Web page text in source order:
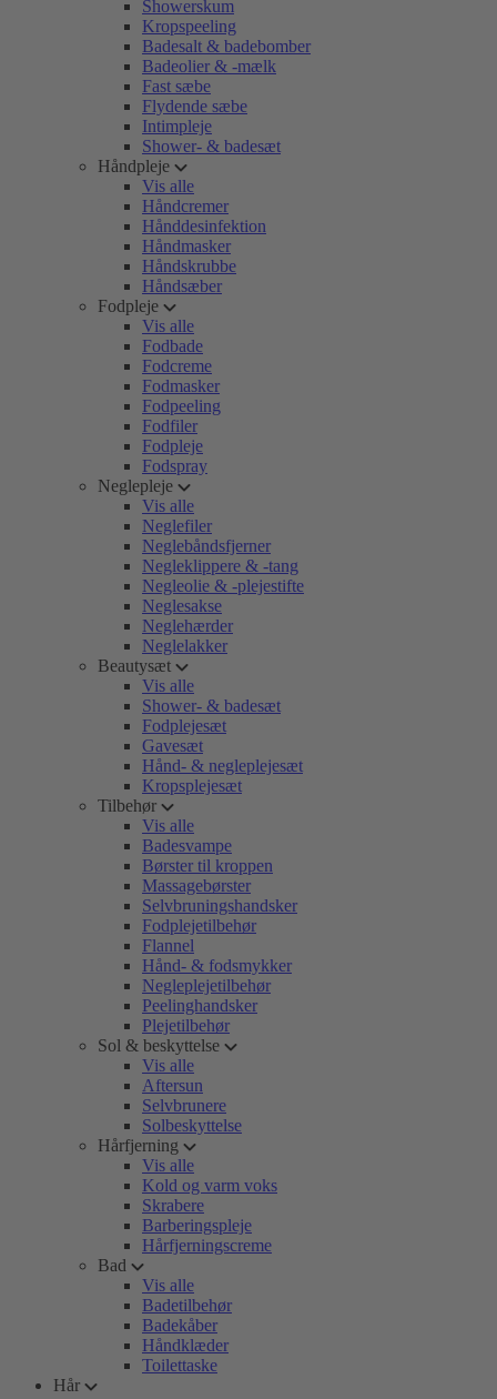
Showerskum
Kropspeeling
Badesalt & badebomber
Badeolier & -mælk
Fast sæbe
Flydende sæbe
Intimpleje
Shower- & badesæt
Håndpleje
Vis alle
Håndcremer
Hånddesinfektion
Håndmasker
Håndskrubbe
Håndsæber
Fodpleje
Vis alle
Fodbade
Fodcreme
Fodmasker
Fodpeeling
Fodfiler
Fodpleje
Fodspray
Neglepleje
Vis alle
Neglefiler
Neglebåndsfjerner
Negleklippere & -tang
Negleolie & -plejestifte
Neglesakse
Neglehærder
Neglelakker
Beautysæt
Vis alle
Shower- & badesæt
Fodplejesæt
Gavesæt
Hånd- & negleplejesæt
Kropsplejesæt
Tilbehør
Vis alle
Badesvampe
Børster til kroppen
Massagebørster
Selvbruningshandsker
Fodplejetilbehør
Flannel
Hånd- & fodsmykker
Negleplejetilbehør
Peelinghandsker
Plejetilbehør
Sol & beskyttelse
Vis alle
Aftersun
Selvbrunere
Solbeskyttelse
Hårfjerning
Vis alle
Kold og varm voks
Skrabere
Barberingspleje
Hårfjerningscreme
Bad
Vis alle
Badetilbehør
Badekåber
Håndklæder
Toilettaske
Hår